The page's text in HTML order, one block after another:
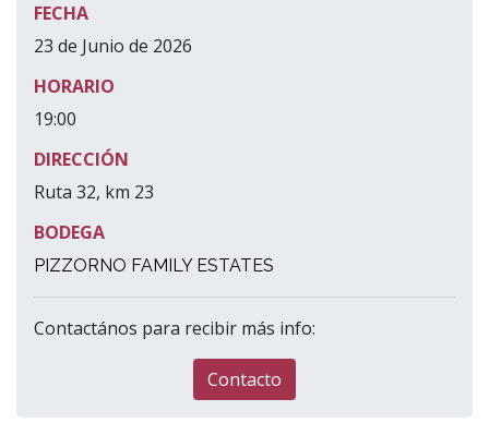
FECHA
23 de Junio de 2026
HORARIO
19:00
DIRECCIÓN
Ruta 32, km 23
BODEGA
PIZZORNO FAMILY ESTATES
Contactános para recibir más info:
Contacto